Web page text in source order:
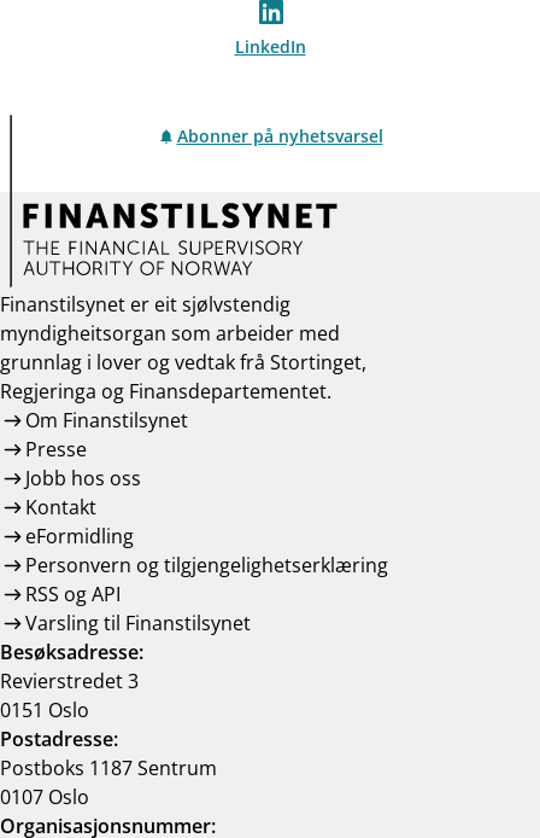
LinkedIn
Abonner på nyhetsvarsel
Finanstilsynet er eit sjølvstendig
myndigheitsorgan som arbeider med
grunnlag i lover og vedtak frå Stortinget,
Regjeringa og Finansdepartementet.
Om Finanstilsynet
Presse
Jobb hos oss
Kontakt
eFormidling
Personvern og tilgjengelighetserklæring
RSS og API
Varsling til Finanstilsynet
Besøksadresse:
Revierstredet 3
0151 Oslo
Postadresse:
Postboks 1187 Sentrum
0107 Oslo
Organisasjonsnummer: